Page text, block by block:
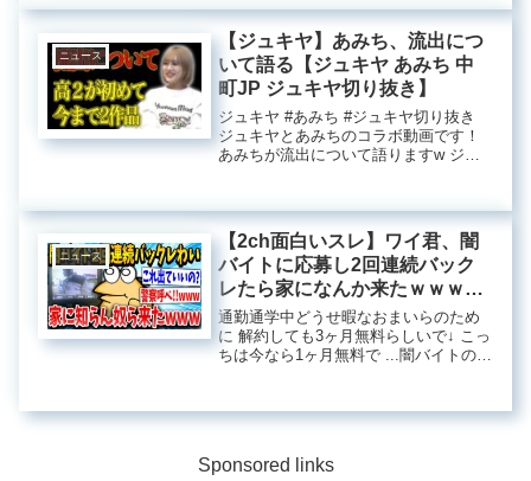
会いは非常に重要な要素です。特に、
結婚や...
ニュース
【ジュキヤ】あみち、流出につ
いて語る【ジュキヤ あみち 中
町JP ジュキヤ切り抜き】
ジュキヤ #あみち #ジュキヤ切り抜き
ジュキヤとあみちのコラボ動画です！
あみちが流出について語りますw ジュ
名なインフルエンサーのプライベート
な映像が流出する事件...
ニュース
【2ch面白いスレ】ワイ君、闇
バイトに応募し2回連続バック
レたら家になんか来たｗｗｗ→
結果…【ゆっくり解説】
通勤通学中どうせ暇なおまいらのため
に 解約しても3ヶ月無料らしいで↓ こっ
ちは今なら1ヶ月無料で ...闇バイトのリ
り、社会的問題として注目されていま
Sponsored links